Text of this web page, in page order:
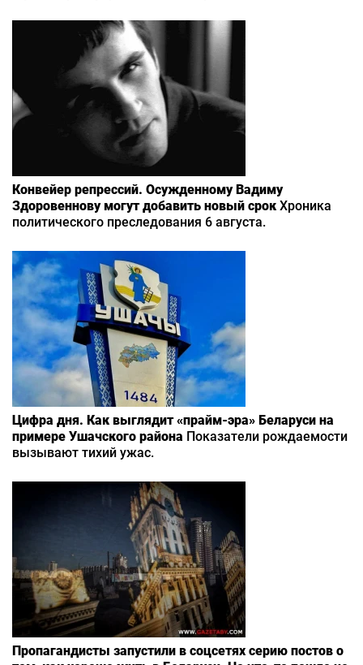
Конвейер репрессий. Осужденному Вадиму
Здоровеннову могут добавить новый срок Хроника
политического преследования 6 августа.
Цифра дня. Как выглядит «прайм-эра» Беларуси на
примере Ушачского района Показатели рождаемости
вызывают тихий ужас.
Пропагандисты запустили в соцсетях серию постов о